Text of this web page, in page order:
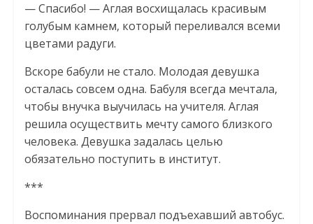
— Спасибо! — Аглая восхищалась красивым
голубым камнем, который переливался всеми
цветами радуги.
Вскоре бабули не стало. Молодая девушка
осталась совсем одна. Бабуля всегда мечтала,
чтобы внучка выучилась на учителя. Аглая
решила осуществить мечту самого близкого
человека. Девушка задалась целью
обязательно поступить в институт.
***
Воспоминания прервал подъехавший автобус.